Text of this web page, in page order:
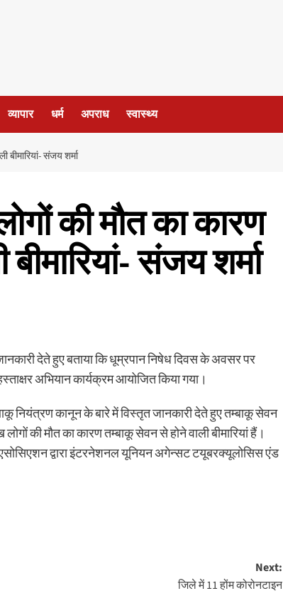
व्यापार धर्म अपराध स्वास्थ्य
संजय शर्मा
की मौत का कारण
संजय शर्मा
देते हुए बताया कि धूम्रपान निषेध दिवस के अवसर पर
अभियान कार्यक्रम आयोजित किया गया।
नियंत्रण कानून के बारे में विस्तृत जानकारी देते हुए तम्बाकू सेवन
की मौत का कारण तम्बाकू सेवन से होने वाली बीमारियां हैं।
द्वारा इंटरनेशनल यूनियन अगेन्सट टयूबरक्यूलोसिस एंड
Next:
जिले में 11 होंम कोरोनटाइन